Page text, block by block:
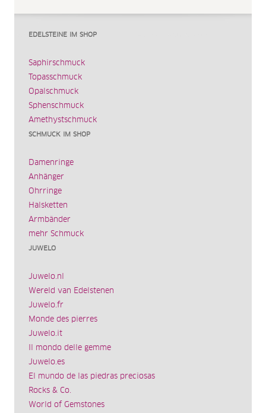
EDELSTEINE IM SHOP
Saphirschmuck
Topasschmuck
Opalschmuck
Sphenschmuck
Amethystschmuck
SCHMUCK IM SHOP
Damenringe
Anhänger
Ohrringe
Halsketten
Armbänder
mehr Schmuck
JUWELO
Juwelo.nl
Wereld van Edelstenen
Juwelo.fr
Monde des pierres
Juwelo.it
Il mondo delle gemme
Juwelo.es
El mundo de las piedras preciosas
Rocks & Co.
World of Gemstones